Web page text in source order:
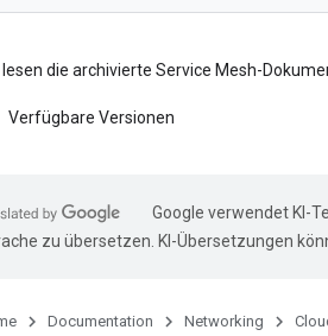
lesen die archivierte Service Mesh-
Verfügbare Versionen
Google verwendet KI-
zu übersetzen. KI-Übersetzungen
Documentation Networking